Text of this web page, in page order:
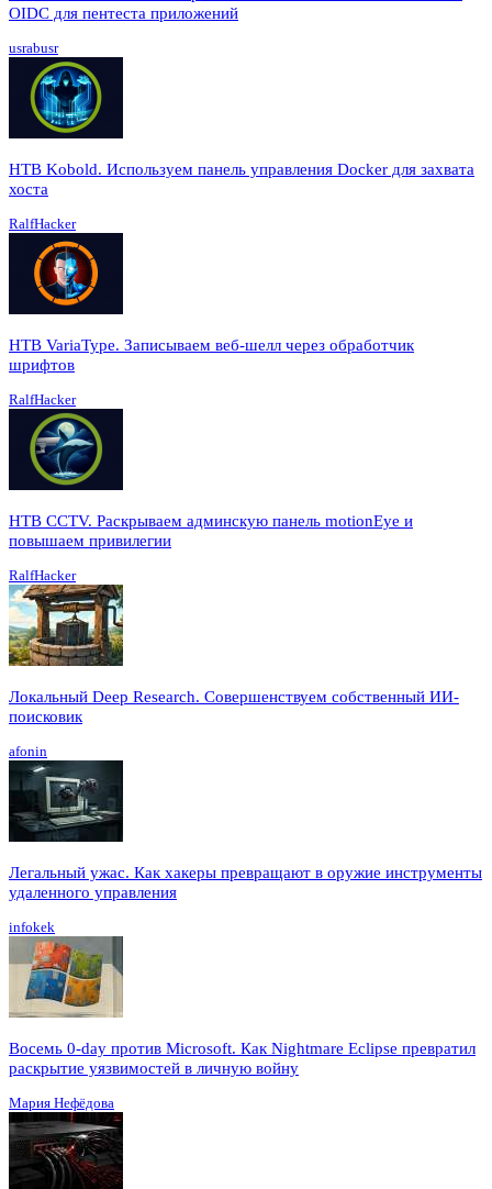
OIDC для пентеста приложений
usrabusr
HTB Kobold. Используем панель управления Docker для захвата
хоста
RalfHacker
HTB VariaType. Записываем веб-шелл через обработчик
шрифтов
RalfHacker
HTB CCTV. Раскрываем админскую панель motionEye и
повышаем привилегии
RalfHacker
Локальный Deep Research. Совершенствуем собственный ИИ-
поисковик
afonin
Легальный ужас. Как хакеры превращают в оружие инструменты
удаленного управления
infokek
Восемь 0-day против Microsoft. Как Nightmare Eclipse превратил
раскрытие уязвимостей в личную войну
Мария Нефёдова